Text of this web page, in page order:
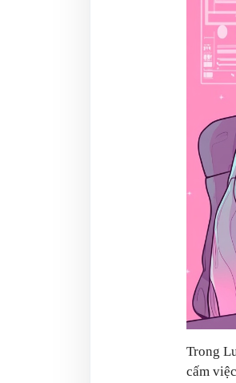
Trong
cấm